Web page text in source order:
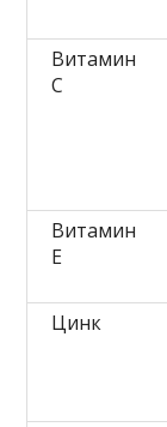
Витамин
С
Витамин
Е
Цинк